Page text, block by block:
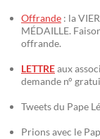
Offrande : la
MÉDAILLE.
offrande.
LETTREaux
demande n°
Tweets du Pape
Prions avec le